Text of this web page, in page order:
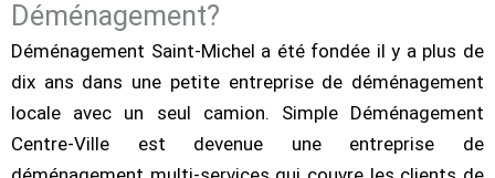
Déménagement?
Déménagement Saint-Michel a été fondée il y a plus de
dix ans dans une petite entreprise de déménagement
locale avec un seul camion. Simple Déménagement
Centre-Ville est devenue une entreprise de